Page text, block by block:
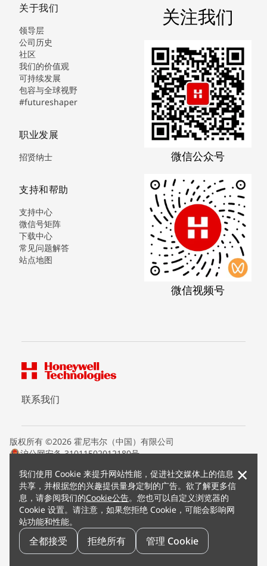
我们使用 Cookie 来提升网站性能，促进社交媒体上的信息
共享，并根据您的兴趣提供量身定制的广告。欲了解更多信
息，请参阅我们的Cookie公告。您也可以自定义浏览器的
Cookie 设置。请注意，如果您拒绝 Cookie，可能会影响网
站功能和性能。
全都接受 拒绝所有 管理 Cookie
×
关于我们
领导层
公司历史
社区
我们的价值观
可持续发展
包容与全球视野
#futureshaper
职业发展
招贤纳士
支持和帮助
支持中心
微信号矩阵
下载中心
常见问题解答
站点地图
关注我们
微信公众号
微信视频号
联系我们
版权所有 ©2026 霍尼韦尔（中国）有限公司
沪公网安备 31011502012180号
条款条约
隐私声明
您的隐私选项
霍尼韦尔科技Cookie通知
退订
漏洞报告